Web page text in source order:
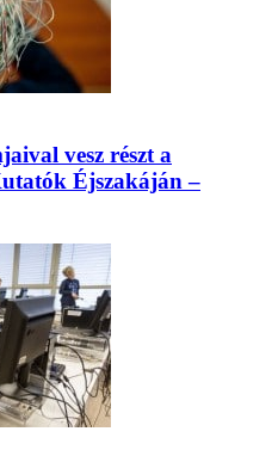
vesz részt a
Éjszakáján –